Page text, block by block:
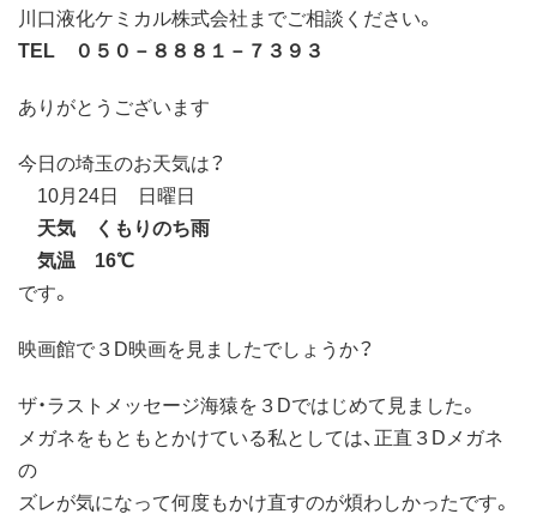
川口液化ケミカル株式会社までご相談ください。
TEL ０５０－８８８１－７３９３
ありがとうございます
今日の埼玉のお天気は？
10月24日 日曜日
天気 くもりのち雨
気温 16℃
です。
映画館で３D映画を見ましたでしょうか？
ザ・ラストメッセージ海猿を３Dではじめて見ました。
メガネをもともとかけている私としては、正直３Dメガネ
の
ズレが気になって何度もかけ直すのが煩わしかったです。